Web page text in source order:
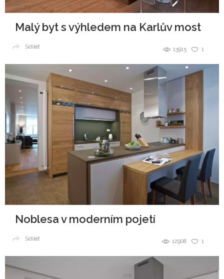
Malý byt s výhledem na Karlův most
1
13915
Sdílet
Noblesa v moderním pojetí
1
12908
Sdílet